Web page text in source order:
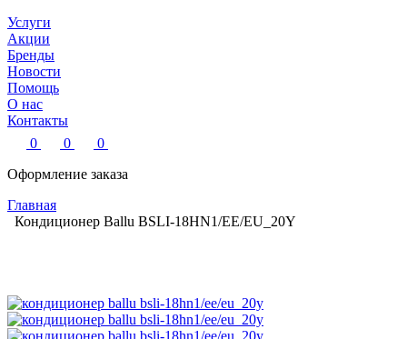
Услуги
Акции
Бренды
Новости
Помощь
О нас
Контакты
0
0
0
Оформление заказа
Главная
Кондиционер Ballu BSLI-18HN1/EE/EU_20Y